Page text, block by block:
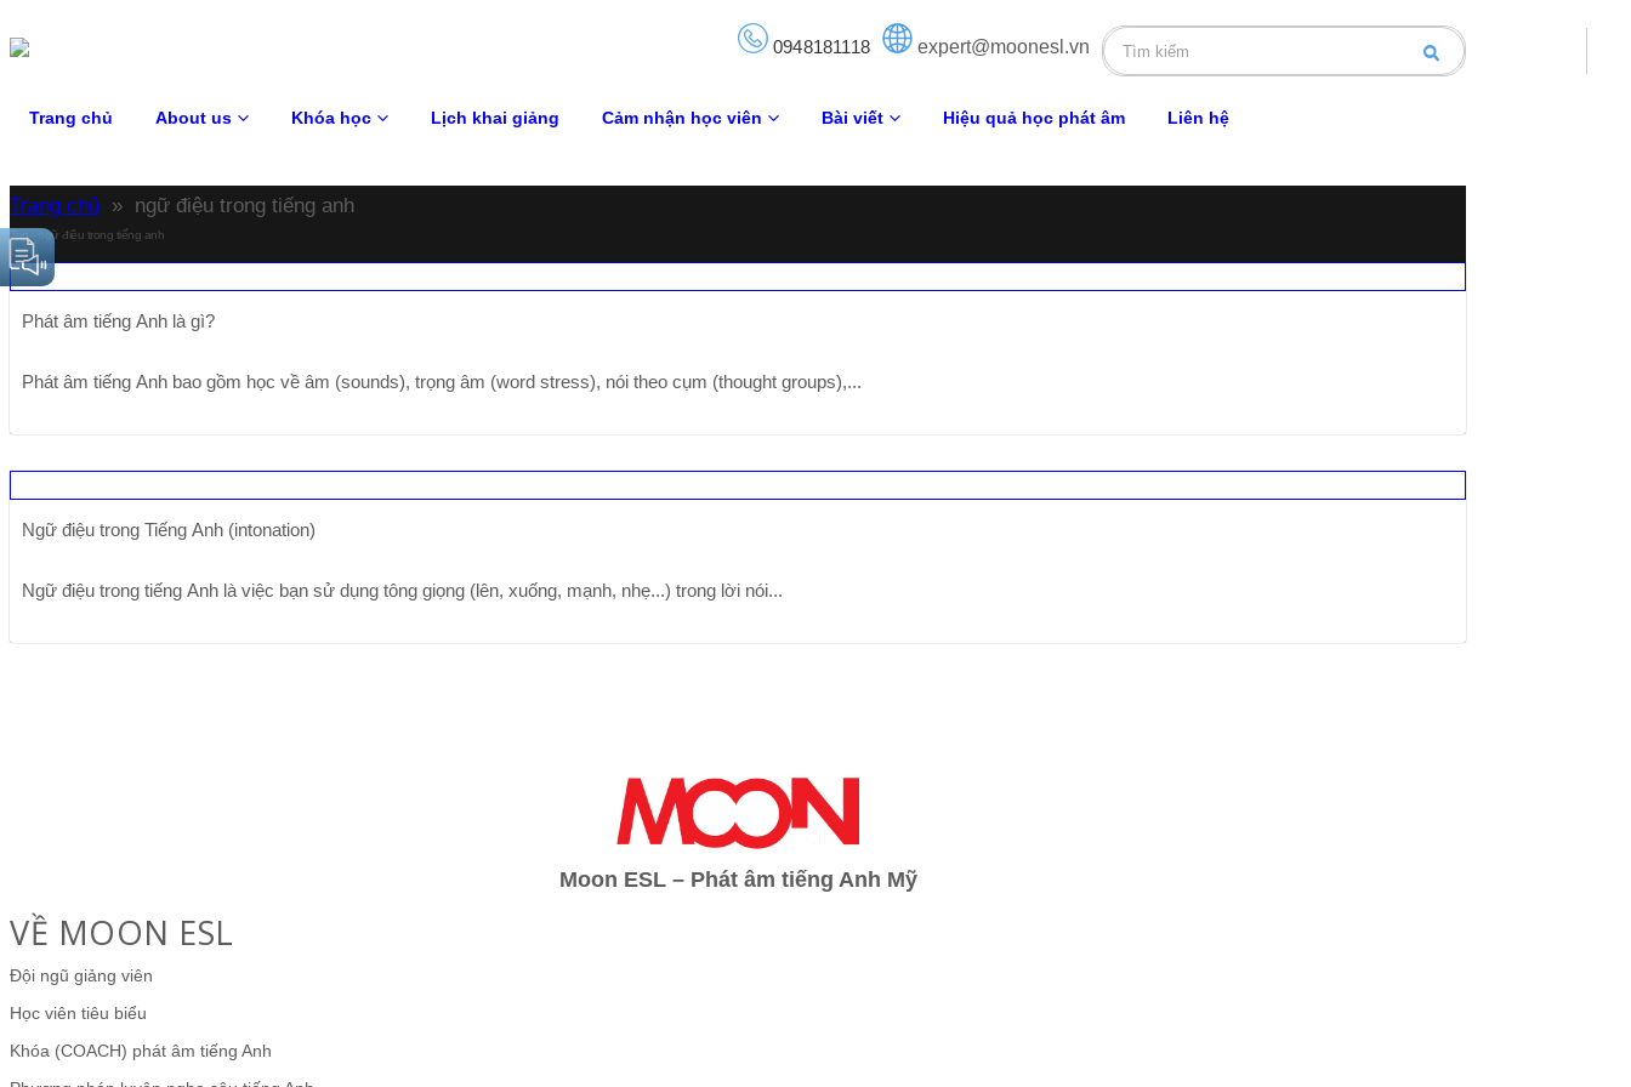
0948181118 expert@moonesl.vn
Trang chủ About us Khóa học Lịch khai giảng Cảm nhận học viên Bài viết Hiệu quả học phát âm Liên hệ
Trang chủ » ngữ điệu trong tiếng anh
Tag - ngữ điệu trong tiếng anh
Phát âm tiếng Anh là gì?
Phát âm tiếng Anh bao gồm học về âm (sounds), trọng âm (word stress), nói theo cụm (thought groups),...
Ngữ điệu trong Tiếng Anh (intonation)
Ngữ điệu trong tiếng Anh là việc bạn sử dụng tông giọng (lên, xuống, mạnh, nhẹ...) trong lời nói...
Moon ESL – Phát âm tiếng Anh Mỹ
VỀ MOON ESL
Đội ngũ giảng viên
Học viên tiêu biểu
Khóa (COACH) phát âm tiếng Anh